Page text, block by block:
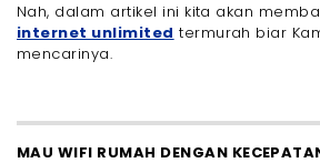
Hari IM3
- 6. Kartu Perdana Smartfren
- 7. AXIS Kartu Perdana Plus
Nah, dalam artikel ini kita akan
internet unlimited termurah biar
mencarinya.
MAU WIFI RUMAH DENGAN